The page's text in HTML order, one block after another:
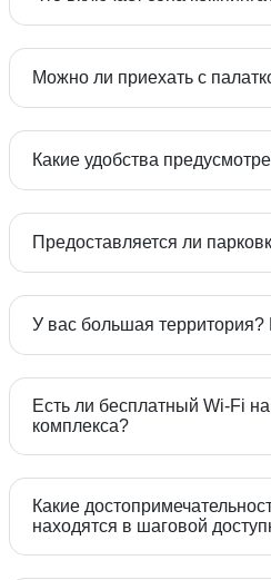
8 800 333-09-
купальник или плавки
+7 (49231) 2-33-88
+7 (919) 010-18-23
Посещение для гостей
Можно ли приехать с
на
сайта
Какие удобства
Предоставляется ли
Бесплатная парковка
У вас большая территория?
Есть ли бесплатный Wi-Fi
комплекса?
Какие
находятся в шаговой